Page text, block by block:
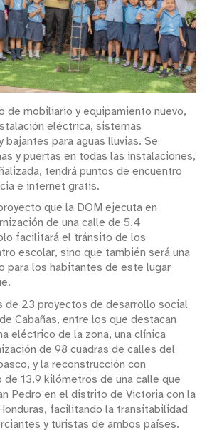
de mobiliario y equipamiento nuevo,
eléctrica, sistemas
bajantes para aguas lluvias. Se
y puertas en todas las instalaciones,
tendrá puntos de encuentro
e internet gratis.
que la DOM ejecuta en
de una calle de 5.4
facilitará el tránsito de los
escolar, sino que también será una
para los habitantes de este lugar
de 23 proyectos de desarrollo social
Cabañas, entre los que destacan
eléctrico de la zona, una clínica
de 98 cuadras de calles del
y la reconstrucción con
13.9 kilómetros de una calle que
Pedro en el distrito de Victoria con la
facilitando la transitabilidad
y turistas de ambos países.